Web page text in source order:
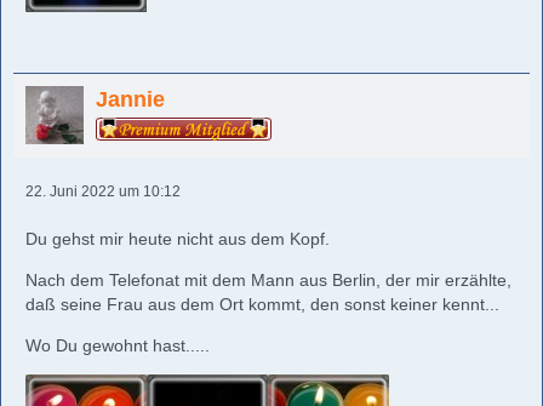
Jannie
22. Juni 2022 um 10:12
Du gehst mir heute nicht aus dem Kopf.
Nach dem Telefonat mit dem Mann aus Berlin, der mir erzählte,
daß seine Frau aus dem Ort kommt, den sonst keiner kennt...
Wo Du gewohnt hast.....